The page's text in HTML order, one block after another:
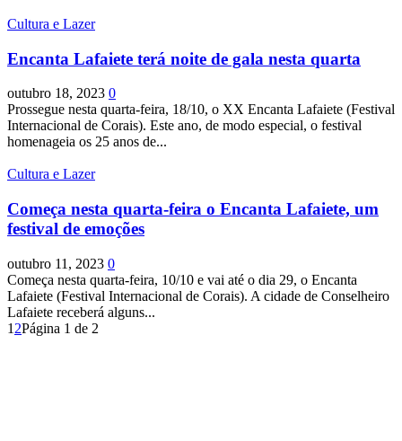
Cultura e Lazer
Encanta Lafaiete terá noite de gala nesta quarta
outubro 18, 2023 0
Prossegue nesta quarta-feira, 18/10, o XX Encanta Lafaiete (Festival
Internacional de Corais). Este ano, de modo especial, o festival
homenageia os 25 anos de...
Cultura e Lazer
Começa nesta quarta-feira o Encanta Lafaiete, um
festival de emoções
outubro 11, 2023 0
Começa nesta quarta-feira, 10/10 e vai até o dia 29, o Encanta
Lafaiete (Festival Internacional de Corais). A cidade de Conselheiro
Lafaiete receberá alguns...
1 2Página 1 de 2